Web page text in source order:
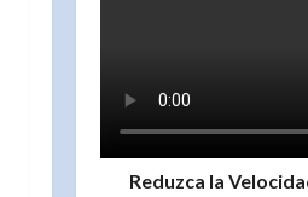
Reduzca la